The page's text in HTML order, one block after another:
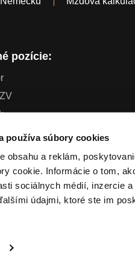
používa súbory cookies
obsahu a reklám,
cookie. Informácie o tom,
sociálnych médií, inzercie
údajmi, ktoré ste im
pozície:
kvality